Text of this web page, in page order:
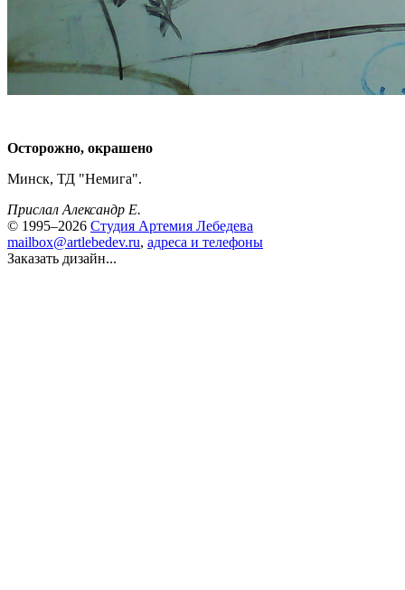
Осторожно, окрашено
Минск, ТД "Немига".
Прислал Александр Е.
© 1995–2026 Студия Артемия Лебедева
mailbox@artlebedev.ru, адреса и телефоны
Заказать дизайн...